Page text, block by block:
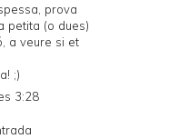
prova
petita (o dues)
a veure si et
;)
3:28